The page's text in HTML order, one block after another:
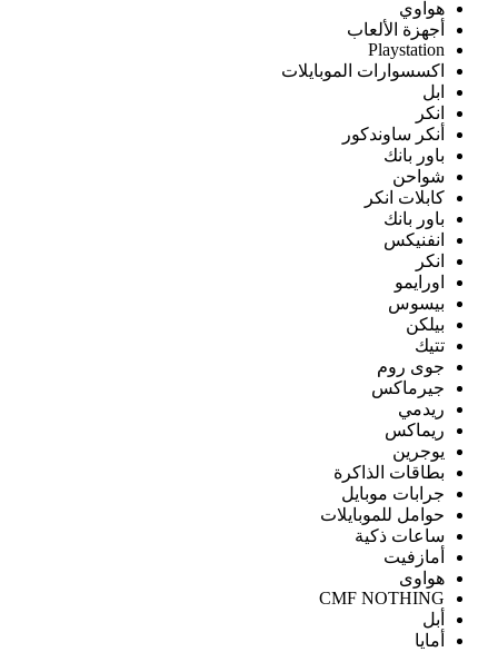
هواوي
أجهزة الألعاب
Playstation
اكسسوارات الموبايلات
ابل
انكر
أنكر ساوندكور
باور بانك
شواحن
كابلات انكر
باور بانك
انفنيكس
انكر
اورايمو
بيسوس
بيلكن
تتيك
جوى روم
جيرماكس
ريدمي
ريماكس
يوجرين
بطاقات الذاكرة
جرابات موبايل
حوامل للموبايلات
ساعات ذكية
أمازفيت
هواوى
CMF NOTHING
أبل
أمايا